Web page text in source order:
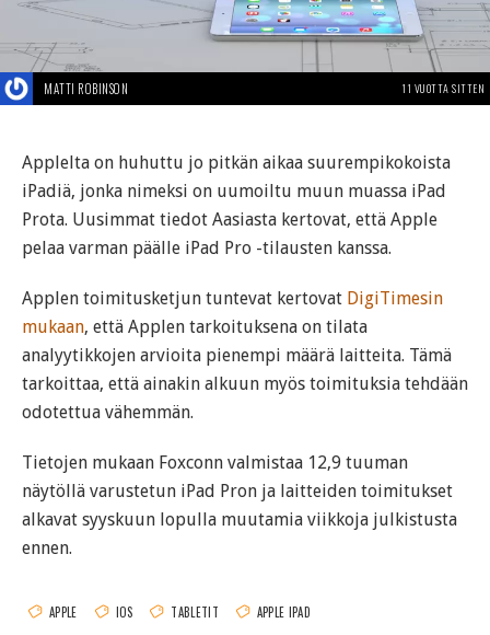
MATTI ROBINSON 11 VUOTTA SITTEN
Applelta on huhuttu jo pitkän aikaa suurempikokoista
iPadiä, jonka nimeksi on uumoiltu muun muassa iPad
Prota. Uusimmat tiedot Aasiasta kertovat, että Apple
pelaa varman päälle iPad Pro -tilausten kanssa.
Applen toimitusketjun tuntevat kertovat DigiTimesin
mukaan, että Applen tarkoituksena on tilata
analyytikkojen arvioita pienempi määrä laitteita. Tämä
tarkoittaa, että ainakin alkuun myös toimituksia tehdään
odotettua vähemmän.
Tietojen mukaan Foxconn valmistaa 12,9 tuuman
näytöllä varustetun iPad Pron ja laitteiden toimitukset
alkavat syyskuun lopulla muutamia viikkoja julkistusta
ennen.
APPLE IOS TABLETIT APPLE IPAD